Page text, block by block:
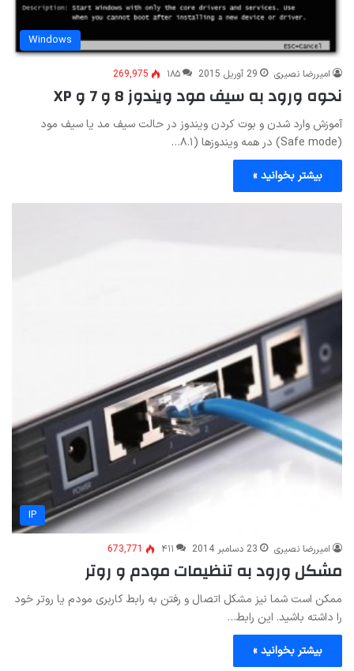
Windows
امیررضا نصیری 29 آوریل 2015 ۱۸۵ 269,975
نحوه ورود به سیف مود ویندوز 8 و 7 و XP
آموزش وارد شدن و بوت کردن ویندوز در حالت سیف مد یا سیف مود
(Safe mode) در همه ویندوزها (۸.۱…
بیشتر بخوانید »
IP
امیررضا نصیری 23 دسامبر 2014 ۴۱۱ 673,771
مشکل ورود به تنظیمات مودم و روتر
ممکن است شما نیز مشکل اتصال و رفتن به رابط کاربری مودم یا روتر خود
را داشته باشید. این رابط…
بیشتر بخوانید »